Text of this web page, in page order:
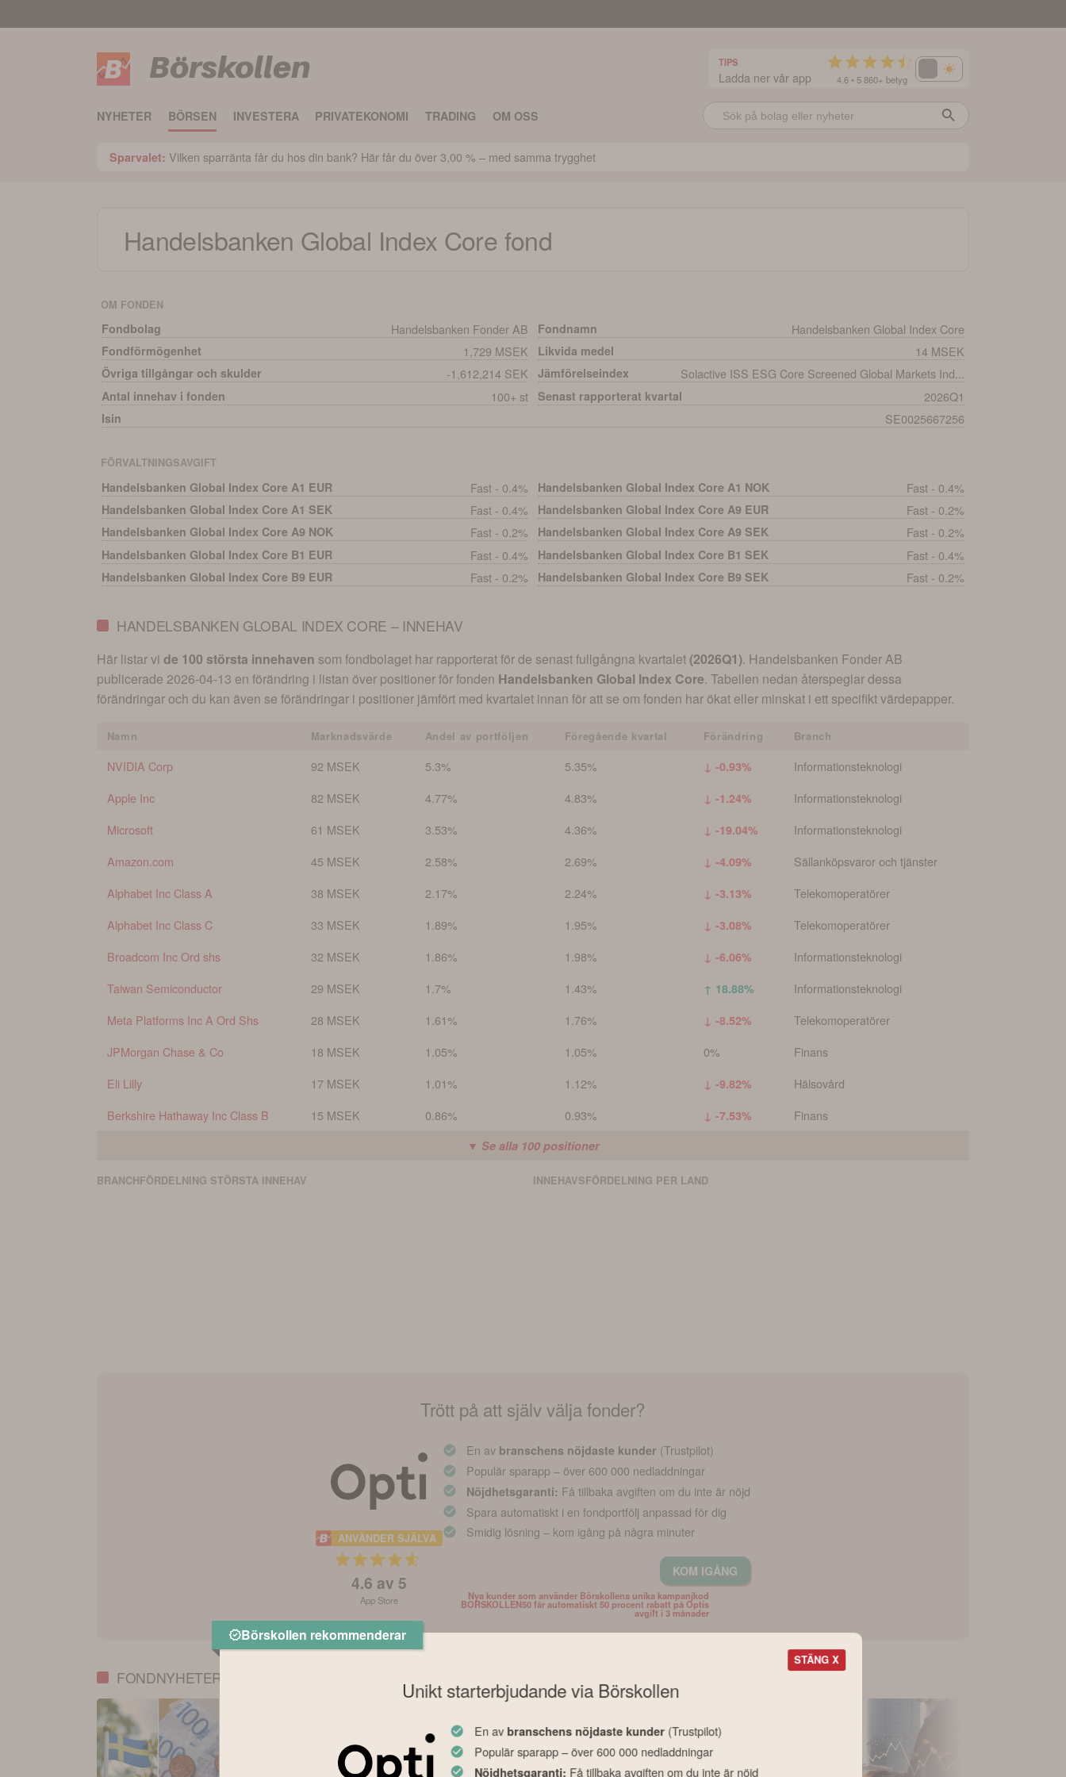
Börskollen TIPS
Ladda ner vår app 4.6 • 5 860+ betyg
NYHETER BÖRSEN INVESTERA PRIVATEKONOMI TRADING OM OSS
Sparvalet: Vilken sparränta får du hos din bank? Här får du över 3,00 % – med samma trygghet
Handelsbanken Global Index Core fond
OM FONDEN
Fondbolag Handelsbanken Fonder AB Fondnamn Handelsbanken Global Index Core
Fondförmögenhet 1,729 MSEK Likvida medel 14 MSEK
Övriga tillgångar och skulder -1,612,214 SEK Jämförelseindex Solactive ISS ESG Core Screened Global Markets Ind...
Antal innehav i fonden 100+ st Senast rapporterat kvartal 2026Q1
Isin SE0025667256
FÖRVALTNINGSAVGIFT
Handelsbanken Global Index Core A1 EUR Fast - 0.4% Handelsbanken Global Index Core A1 NOK Fast - 0.4%
Handelsbanken Global Index Core A1 SEK Fast - 0.4% Handelsbanken Global Index Core A9 EUR Fast - 0.2%
Handelsbanken Global Index Core A9 NOK Fast - 0.2% Handelsbanken Global Index Core A9 SEK Fast - 0.2%
Handelsbanken Global Index Core B1 EUR Fast - 0.4% Handelsbanken Global Index Core B1 SEK Fast - 0.4%
Handelsbanken Global Index Core B9 EUR Fast - 0.2% Handelsbanken Global Index Core B9 SEK Fast - 0.2%
HANDELSBANKEN GLOBAL INDEX CORE – INNEHAV
Här listar vi de 100 största innehaven som fondbolaget har rapporterat för de senast fullgångna kvartalet (2026Q1). Handelsbanken Fonder AB
publicerade 2026-04-13 en förändring i listan över positioner för fonden Handelsbanken Global Index Core. Tabellen nedan återspeglar dessa
förändringar och du kan även se förändringar i positioner jämfört med kvartalet innan för att se om fonden har ökat eller minskat i ett specifikt värdepapper.
Namn Marknadsvärde Andel av portföljen Föregående kvartal Förändring Branch
NVIDIA Corp 92 MSEK 5.3% 5.35% ↓ -0.93%
Informationsteknologi
Apple Inc
82 MSEK 4.77% 4.83% ↓ -1.24%
Informationsteknologi
Microsoft
61 MSEK 3.53% 4.36% ↓ -19.04%
Informationsteknologi
Amazon.com
45 MSEK 2.58% 2.69% ↓ -4.09%
Sällanköpsvaror och tjänster
Alphabet Inc Class A
38 MSEK 2.17% 2.24% ↓ -3.13%
Telekomoperatörer
Alphabet Inc Class C
33 MSEK 1.89% 1.95% ↓ -3.08%
Telekomoperatörer
Broadcom Inc Ord shs
32 MSEK 1.86% 1.98% ↓ -6.06%
Informationsteknologi
Taiwan Semiconductor
29 MSEK 1.7% 1.43% ↑ 18.88%
Informationsteknologi
Meta Platforms Inc A Ord Shs
28 MSEK 1.61% 1.76% ↓ -8.52%
Telekomoperatörer
JPMorgan Chase & Co
18 MSEK 1.05% 1.05% 0%
Finans
Eli Lilly
17 MSEK 1.01% 1.12% ↓ -9.82%
Hälsovård
Berkshire Hathaway Inc Class B
15 MSEK 0.86% 0.93% ↓ -7.53% Finans
▼ Se alla 100positioner
BRANCHFÖRDELNING STÖRSTA INNEHAV INNEHAVSFÖRDELNING PER LAND
Trött på att själv välja fonder?
ANVÄNDER SJÄLVA
4.6 av 5
App Store
En av branschens nöjdaste kunder (Trustpilot)
Populär sparapp – över 600 000 nedladdningar
Nöjdhetsgaranti: Få tillbaka avgiften om du inte är nöjd
Spara automatiskt i en fondportfölj anpassad för dig
Smidig lösning – kom igång på några minuter
KOM IGÅNG
Nya kunder som använder Börskollens unika kampanjkod
BORSKOLLEN50 får automatiskt 50 procent rabatt på Optis
avgift i 3 månader
FONDNYHETER
STÄNG X
Börskollen rekommenderar
Unikt starterbjudande via Börskollen
En av branschens nöjdaste kunder (Trustpilot)
Populär sparapp – över 600 000 nedladdningar
Nöjdhetsgaranti: Få tillbaka avgiften om du inte är nöjd